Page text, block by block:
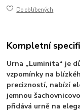
Do oblíbených
Kompletní
Urna „Luminita“ je
vzpomínky na
precizností, nabízí
jemnou
přidává urně na